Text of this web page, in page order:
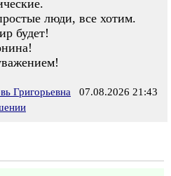
люди, все хотим.
будет!
Григорьевна 07.08.2026 21:43